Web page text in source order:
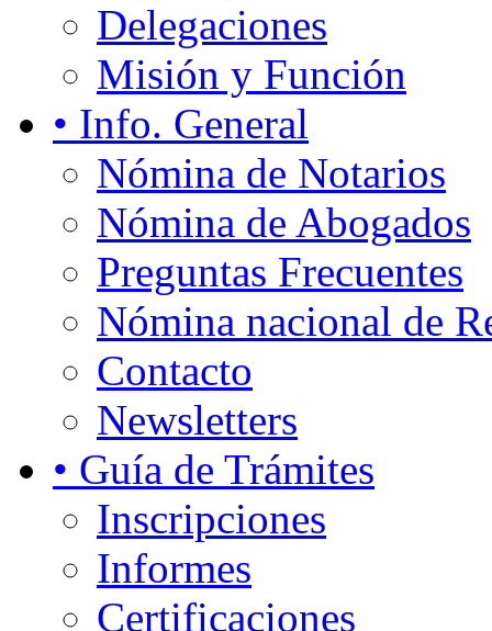
Delegaciones
Misión y Función
• Info. General
Nómina de Notarios
Nómina de Abogados
Preguntas Frecuentes
Nómina nacional de
Contacto
Newsletters
• Guía de Trámites
Inscripciones
Informes
Certificaciones